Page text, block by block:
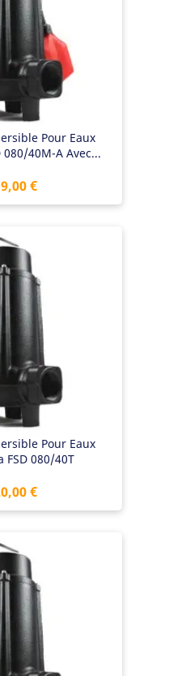
Pour Eaux
080/40M-A Avec...
€
Pour Eaux
FSD 080/40T
€